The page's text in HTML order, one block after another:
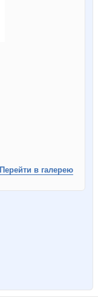
Перейти в галерею